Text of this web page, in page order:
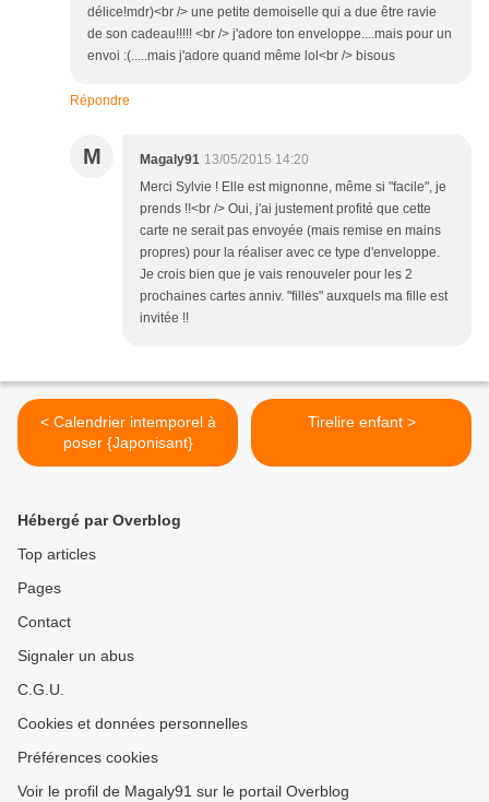
délice!mdr)<br /> une petite demoiselle qui a due être ravie
de son cadeau!!!!! <br /> j'adore ton enveloppe....mais pour un
envoi :(.....mais j'adore quand même lol<br /> bisous
Répondre
M Magaly91 13/05/2015 14:20
Merci Sylvie ! Elle est mignonne, même si "facile", je
prends !!<br /> Oui, j'ai justement profité que cette
carte ne serait pas envoyée (mais remise en mains
propres) pour la réaliser avec ce type d'enveloppe.
Je crois bien que je vais renouveler pour les 2
prochaines cartes anniv. "filles" auxquels ma fille est
invitée !!
< Calendrier intemporel à
poser {Japonisant}
Tirelire enfant >
Hébergé par Overblog
Top articles
Pages
Contact
Signaler un abus
C.G.U.
Cookies et données personnelles
Préférences cookies
Voir le profil de Magaly91 sur le portail Overblog